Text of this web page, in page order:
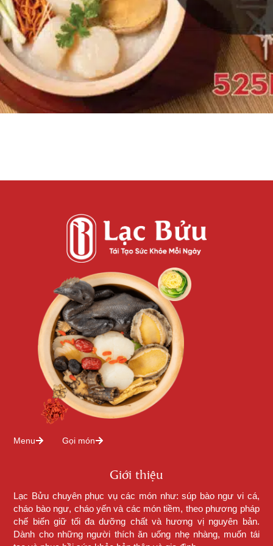
Menu Gọi món
Giới thiệu
Lạc Bửu chuyên phục vụ các món như: súp bào ngư vi cá,
cháo bào ngư, cháo yến và các món tiềm, theo phương pháp
chế biến giữ tối đa dưỡng chất và hương vị nguyên bản.
Dành cho những người thích ăn uống nhẹ nhàng, muốn tái